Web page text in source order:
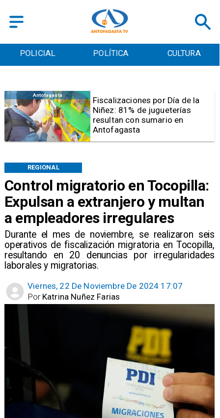
POLICIAL POLÍTICA CULTURA
Control migratorio en Tocopilla:
Expulsan a extranjero y multan
a empleadores irregulares
​Durante el mes de noviembre, se realizaron seis
operativos de fiscalización migratoria en Tocopilla,
resultando en 20 denuncias por irregularidades
laborales y migratorias.
REGIONAL
Viernes, 22 De Noviembre De 2024 17:07
Katrina Nuñez Farias
Por
Antofagasta
Tribunal frena opción de pena
mixta para Karen Rojo por ahora